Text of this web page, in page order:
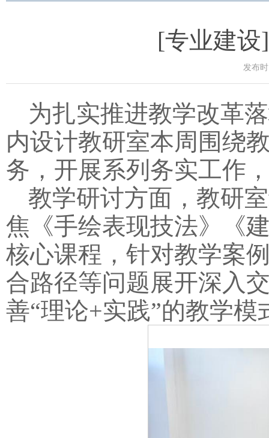
[专业建
发布
为扎实推进教学改革
内设计教研室本周围绕
务，开展系列务实工作
教学研讨方面，教研
焦《手绘表现技法》《
核心课程，针对教学案
合路径等问题展开深入
善“理论+实践”的教学模